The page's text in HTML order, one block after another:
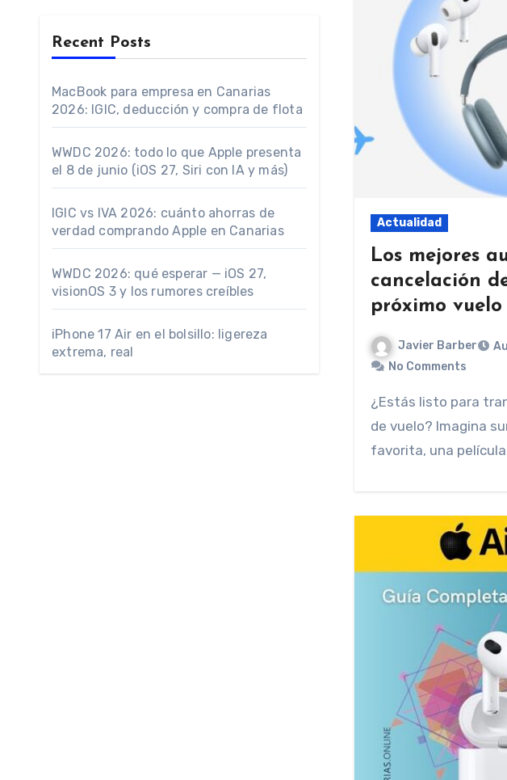
Recent Posts
MacBook para empresa en Canarias
2026: IGIC, deducción y compra de flota
WWDC 2026: todo lo que Apple presenta
el 8 de junio (iOS 27, Siri con IA y más)
IGIC vs IVA 2026: cuánto ahorras de
verdad comprando Apple en Canarias
WWDC 2026: qué esperar — iOS 27,
visionOS 3 y los rumores creíbles
iPhone 17 Air en el bolsillo: ligereza
extrema, real
Actualidad
Los mejores
cancelación
próximo vuelo
Javier Barber
No Comments
¿Estás listo para transformar tu experiencia
de vuelo? Imagina
favorita, una